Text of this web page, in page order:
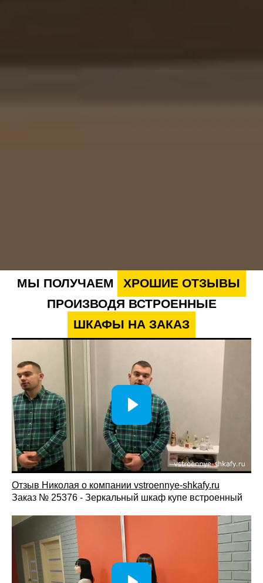
МЫ ПОЛУЧАЕМ
ХРОШИЕ ОТЗЫВЫ
ПРОИЗВОДЯ ВСТРОЕННЫЕ
ШКАФЫ НА ЗАКАЗ
Отзыв Николая о компании vstroennye-shkafy.ru
Заказ № 25376 - Зеркальный шкаф купе встроенный